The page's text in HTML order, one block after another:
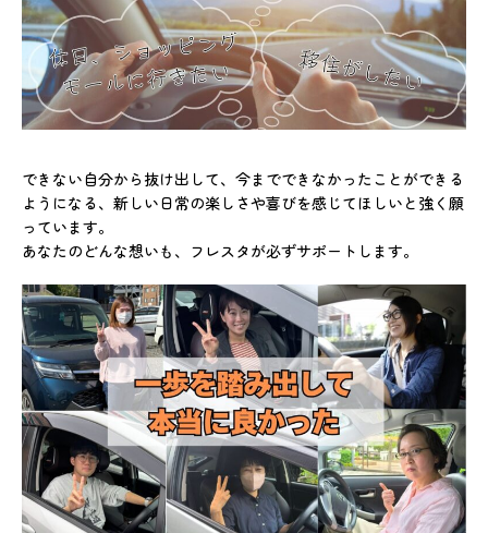
できない自分から抜け出して、今までできなかったことができる
ようになる、新しい日常の楽しさや喜びを感じてほしいと強く願
っています。
あなたのどんな想いも、フレスタが必ずサポートします。